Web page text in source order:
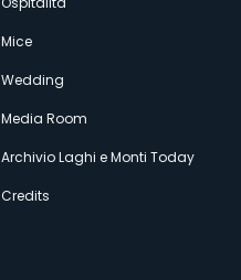
Mice
Wedding
Media Room
Archivio Laghi e Monti Today
Credits